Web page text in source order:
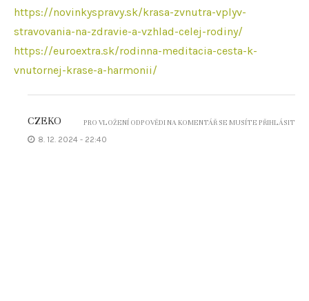
https://novinkyspravy.sk/krasa-zvnutra-vplyv-
stravovania-na-zdravie-a-vzhlad-celej-rodiny/
https://euroextra.sk/rodinna-meditacia-cesta-k-
vnutornej-krase-a-harmonii/
CZEKO
8. 12. 2024 - 22:40
PRO VLOŽENÍ ODPOVĚDI NA KOMENTÁŘ SE MUSÍTE PŘIHLÁSIT